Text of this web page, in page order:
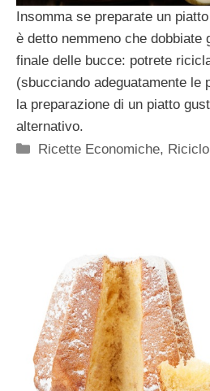
Insomma se preparate un
è detto nemmeno che dobbiate
finale delle bucce: potrete
(sbucciando adeguatamente le
la preparazione di un piatto
alternativo.
Categorie
Ricette Economiche, Riciclo